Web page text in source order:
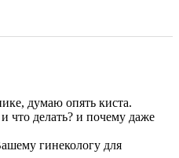
думаю опять киста.
что делать? и почему даже
гинекологу для